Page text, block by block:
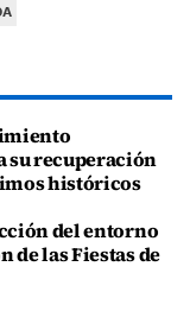
su recuperación
históricos
del entorno
las Fiestas de